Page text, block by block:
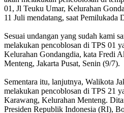
01, Jl Teuku Umar, Kelurahan
11 Juli mendatang, saat Pemilukada
Sesuai undangan yang sudah kami
melakukan pencoblosan di TPS 01
Kelurahan Gondangdia, kata Fredi
Menteng, Jakarta Pusat, Senin (9/7).
Sementara itu, lanjutnya, Walikota
melakukan pencoblosan di TPS 21
Karawang, Kelurahan Menteng.
Presiden Republik Indonesia (RI),